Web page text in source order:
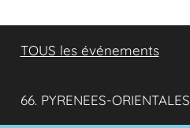
TOUS les événements
66. PYRENEES-ORIENTALES